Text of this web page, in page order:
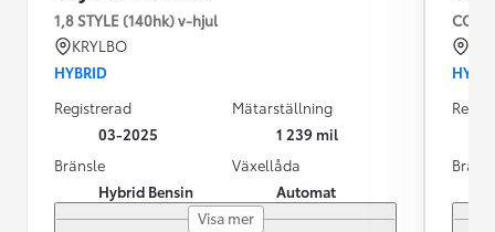
1,8 STYLE (140hk) v-hjul
KRYLBO
HYBRID
Registrerad
03-2025
Mätarställning
1 239 mil
Bränsle
Hybrid Bensin
Växellåda
Automat
Visa mer